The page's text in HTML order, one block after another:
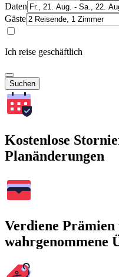
Daten
Gäste
Ich reise geschäftlich
Suchen
Kostenlose
Planänderungen
Verdiene
wahrgenommene